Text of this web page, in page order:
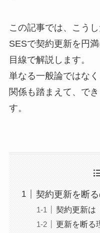
この記事では、こう
SESで契約更新を円
目線で解説します。
単なる一般論ではな
関係も踏まえて、で
す。
契約更新を断
契約更新は
更新を断る